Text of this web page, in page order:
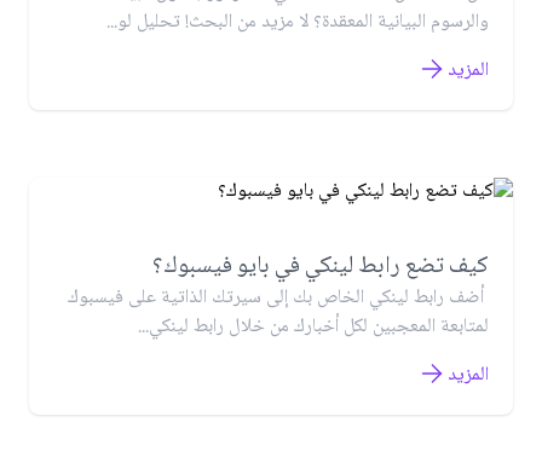
والرسوم البيانية المعقدة؟ لا مزيد من البحث! تحليل لو...
المزيد
كيف تضع رابط لينكي في بايو فيسبوك؟
أضف رابط لينكي الخاص بك إلى سيرتك الذاتية على فيسبوك
لمتابعة المعجبين لكل أخبارك من خلال رابط لينكي...
المزيد